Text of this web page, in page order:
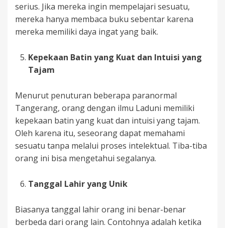
serius. Jika mereka ingin mempelajari sesuatu,
mereka hanya membaca buku sebentar karena
mereka memiliki daya ingat yang baik.
Kepekaan Batin yang Kuat dan Intuisi yang
Tajam
Menurut penuturan beberapa paranormal
Tangerang, orang dengan ilmu Laduni memiliki
kepekaan batin yang kuat dan intuisi yang tajam.
Oleh karena itu, seseorang dapat memahami
sesuatu tanpa melalui proses intelektual. Tiba-tiba
orang ini bisa mengetahui segalanya.
Tanggal Lahir yang Unik
Biasanya tanggal lahir orang ini benar-benar
berbeda dari orang lain. Contohnya adalah ketika